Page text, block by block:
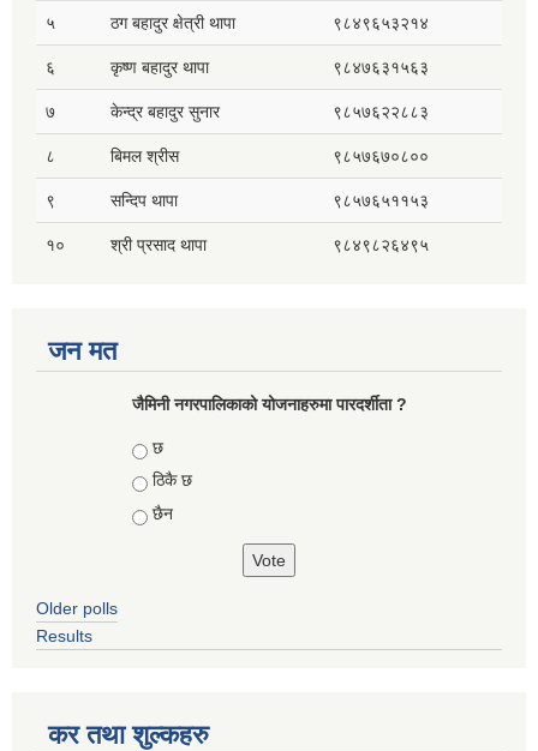
५ ठग बहादुर क्षेत्री थापा ९८४९६५३२१४
६ कृष्ण बहादुर थापा ९८४७६३१५६३
७ केन्द्र बहादुर सुनार ९८५७६२२८८३
८ बिमल श्रीस ९८५७६७०८००
९ सन्दिप थापा ९८५७६५११५३
१० श्री प्रसाद थापा ९८४९८२६४९५
जन मत
जैमिनी नगरपालिकाको योजनाहरुमा पारदर्शीता ?
Choices
छ
ठिकै छ
छैन
Older polls
Results
कर तथा शुल्कहरु